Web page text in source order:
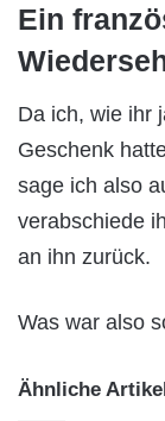
Ein
Da ich, wie ihr
Geschenk
sage ich also
verabschiede
an ihn zurück.
Was war also
Ähnliche Artikel